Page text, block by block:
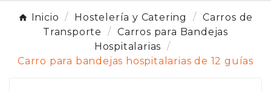
Inicio Hostelería y Catering
Carros de
Transporte
Carros para Bandejas
Hospitalarias
Carro para bandejas hospitalarias de 12 guías